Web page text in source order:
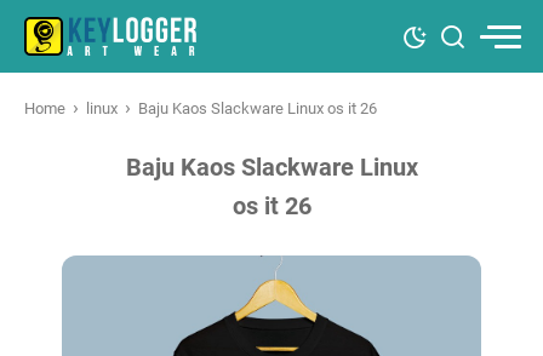
Home › linux › Baju Kaos Slackware Linux os it 26
Baju Kaos Slackware Linux
os it 26